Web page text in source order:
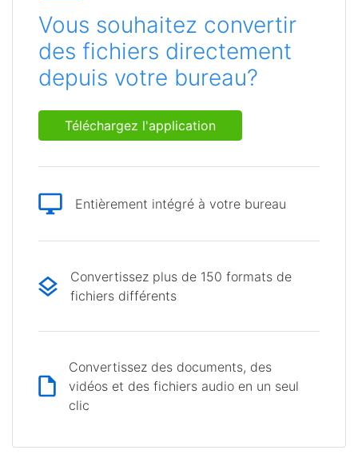
Vous souhaitez convertir
des fichiers directement
depuis votre bureau?
Téléchargez l'application
Entièrement intégré à votre bureau
Convertissez plus de 150 formats de
fichiers différents
Convertissez des documents, des
vidéos et des fichiers audio en un seul
clic